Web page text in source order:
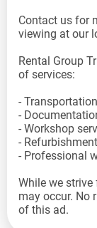
Contact us for
viewing at our
Rental Group
of services:
- Transportation
-
- Workshop
- Refurbishment
- Professional
While we strive
may occur. No
of this ad.